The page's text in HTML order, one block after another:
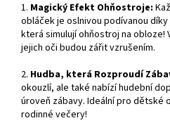
1. Magický Efekt Ohňostroje:
obláček je oslnivou podívanou díky
která simulují ohňostroj na obloze!
jejich oči budou zářit vzrušením.
2. Hudba, která Rozproudí
okouzlí, ale také nabízí hudební
úroveň zábavy. Ideální pro dětské
rodinné večery!